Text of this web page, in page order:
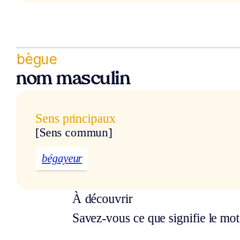
bègue
nom masculin
Sens principaux
[Sens commun]
bégayeur
À découvrir
Savez-vous ce que signifie le mot